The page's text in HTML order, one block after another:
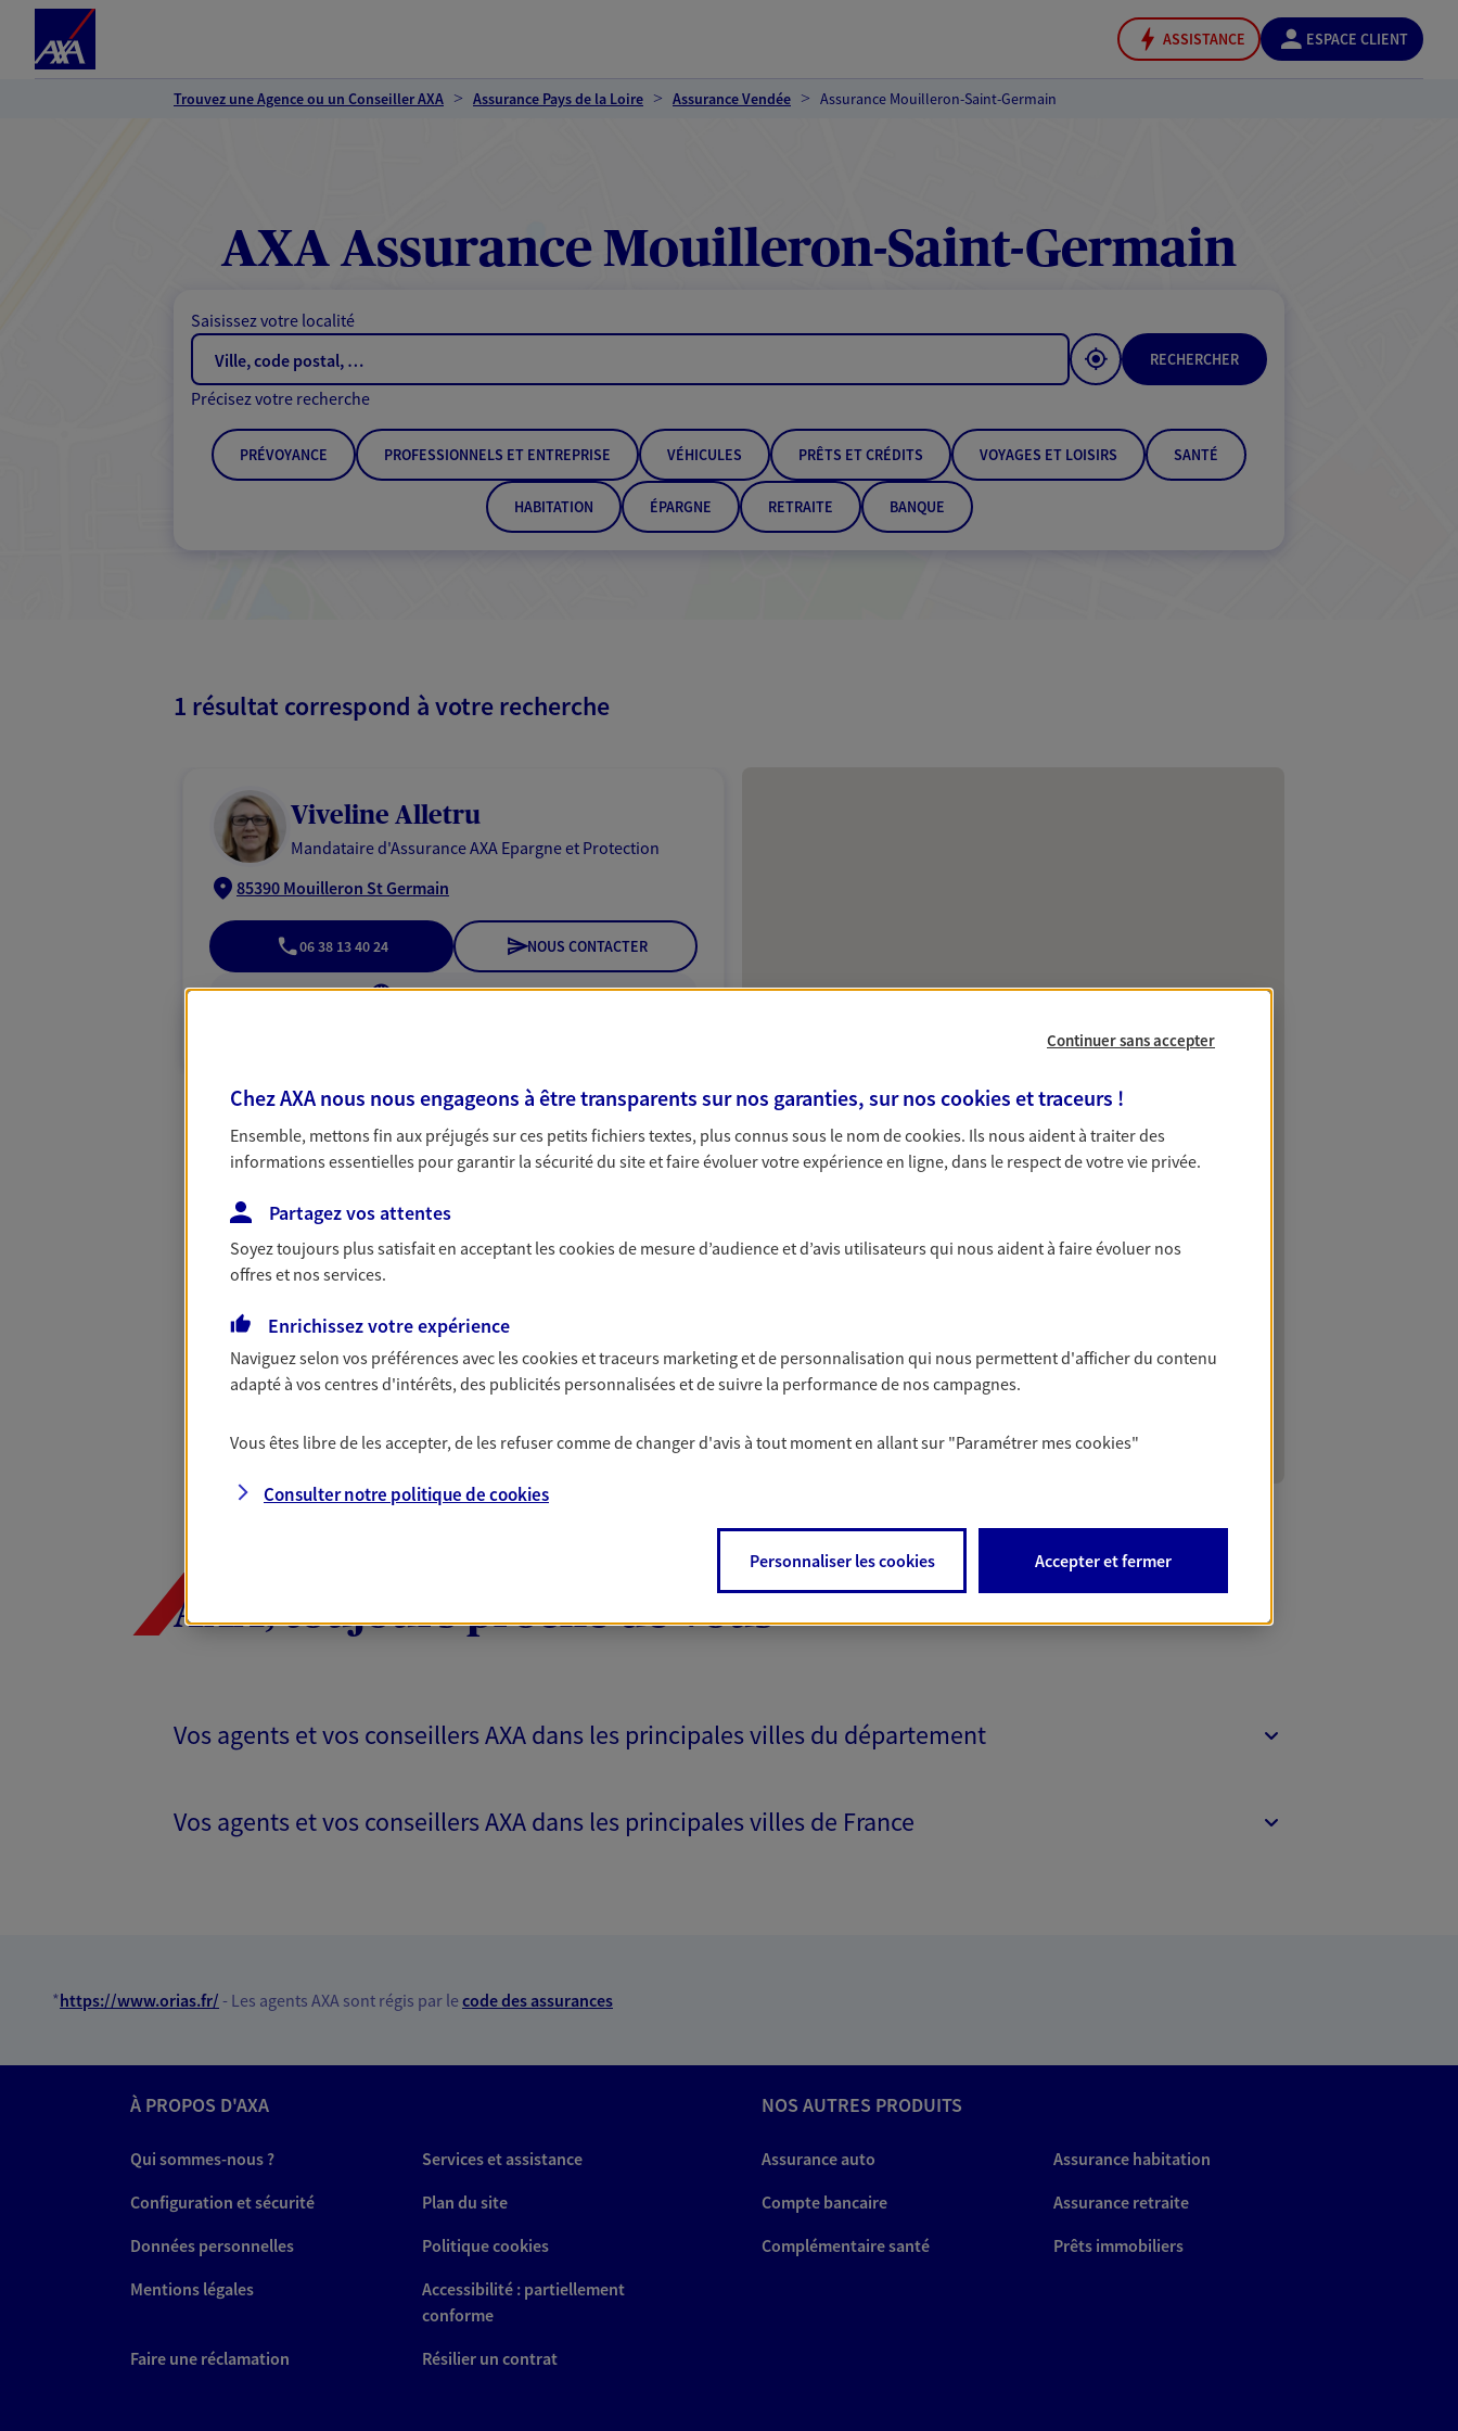
ASSISTANCE ESPACE CLIENT
Trouvez une Agence ou un Conseiller AXA Assurance Pays de la Loire Assurance Vendée Assurance Mouilleron-Saint-Germain
AXA Assurance Mouilleron-Saint-Germain
Saisissez votre localité
RECHERCHER
Précisez votre recherche
PRÉVOYANCE PROFESSIONNELS ET ENTREPRISE VÉHICULES PRÊTS ET CRÉDITS VOYAGES ET LOISIRS SANTÉ
HABITATION ÉPARGNE RETRAITE BANQUE
1 résultat correspond à votre recherche
Viveline Alletru
Mandataire d'Assurance AXA Epargne et Protection
85390 Mouilleron St Germain
06 38 13 40 24 NOUS CONTACTER
VOIR NOTRE SITE WEB
AXA, toujours proche de vous
Vos agents et vos conseillers AXA dans les principales villes du département
Vos agents et vos conseillers AXA dans les principales villes de France
*https://www.orias.fr/ - Les agents AXA sont régis par lecode des assurances
À PROPOS D'AXA
Qui sommes-nous ?
Services et assistance
Configuration et sécurité
Plan du site
Données personnelles
Politique cookies
Mentions légales
Accessibilité : partiellement
conforme
Faire une réclamation
Résilier un contrat
NOS AUTRES PRODUITS
Assurance auto
Assurance habitation
Compte bancaire
Assurance retraite
Complémentaire santé
Prêts immobiliers
Continuer sans accepter
Chez AXA nous nous engageons à être transparents sur nos garanties, sur nos cookies et traceurs !
Ensemble, mettons fin aux préjugés sur ces petits fichiers textes, plus connus sous le nom decookies. Ils nous aident à traiter des
informations essentielles pour garantir la sécurité du site et faire évoluer votre expérience en ligne, dans le respect de votre vie privée.
Partagez vos attentes
Soyez toujours plus satisfait en acceptant lescookiesde mesure d’audience et d’avis utilisateurs qui nous aident à faire évoluer nos
offres et nos services.
Enrichissez votre expérience
Naviguez selon vos préférences avec lescookies et traceurs marketing et de personnalisation qui nous permettent d'afficher du contenu
adapté à vos centres d'intérêts, des publicités personnalisées et de suivre la performance de nos campagnes.
Vous êtes libre de les accepter, de les refuser comme de changer d'avis à tout moment en allant sur "Paramétrer mescookies"
Consulter notre politique decookies
Personnaliser les cookies Accepter et fermer